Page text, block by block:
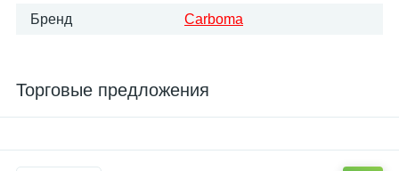
Бренд Carboma
Торговые предложения